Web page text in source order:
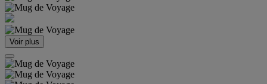
Voir plus